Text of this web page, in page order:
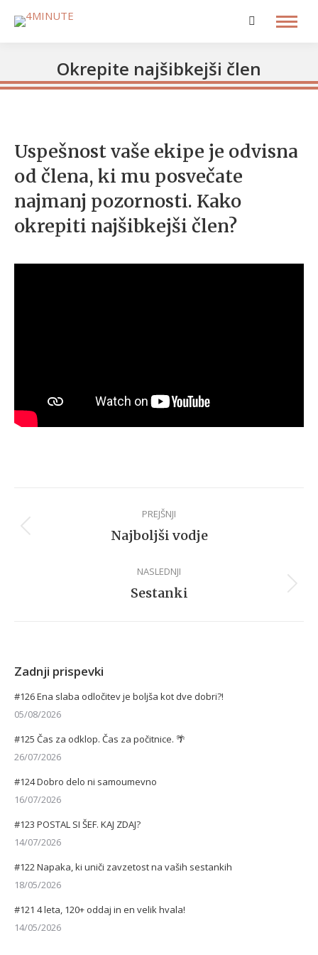
Search:
Okrepite najšibkejši člen
Uspešnost vaše ekipe je odvisna
od člena, ki mu posvečate
najmanj pozornosti. Kako
okrepiti najšibkejši člen?
navigation
PREJŠNJI
Previous
Najboljši vodje
NASLEDNJI
Next
Sestanki
Zadnji prispevki
#126 Ena slaba odločitev je boljša kot dve dobri?!
05/08/2026
#125 Čas za odklop. Čas za počitnice. 🌴
26/07/2026
#124 Dobro delo ni samoumevno
16/07/2026
#123 POSTAL SI ŠEF. KAJ ZDAJ?
14/07/2026
#122 Napaka, ki uniči zavzetost na vaših sestankih
18/05/2026
#121 4 leta, 120+ oddaj in en velik hvala!
14/05/2026